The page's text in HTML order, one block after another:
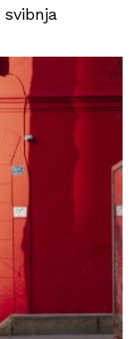
svibnja